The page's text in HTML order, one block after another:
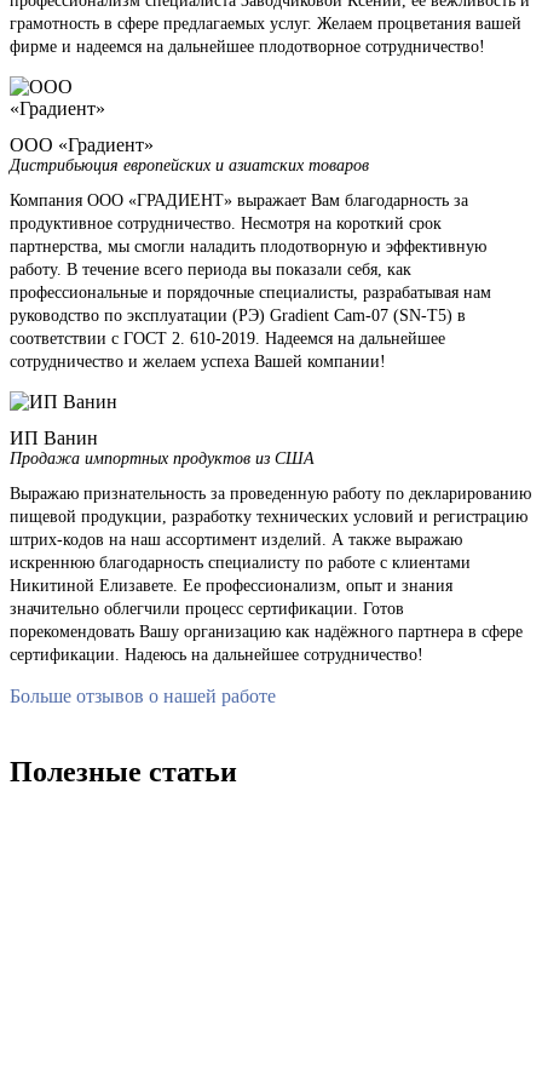
грамотность в сфере предлагаемых услуг. Желаем процветания вашей
фирме и надеемся на дальнейшее плодотворное сотрудничество!
ООО «Градиент»
Дистрибьюция европейских и азиатских товаров
Компания ООО «ГРАДИЕНТ» выражает Вам благодарность за
продуктивное сотрудничество. Несмотря на короткий срок
партнерства, мы смогли наладить плодотворную и эффективную
работу. В течение всего периода вы показали себя, как
профессиональные и порядочные специалисты, разрабатывая нам
руководство по эксплуатации (РЭ) Gradient Cam-07 (SN-T5) в
соответствии с ГОСТ 2. 610-2019. Надеемся на дальнейшее
сотрудничество и желаем успеха Вашей компании!
ИП Ванин
Продажа импортных продуктов из США
Выражаю признательность за проведенную работу по декларированию
пищевой продукции, разработку технических условий и регистрацию
штрих-кодов на наш ассортимент изделий. А также выражаю
искреннюю благодарность специалисту по работе с клиентами
Никитиной Елизавете. Ее профессионализм, опыт и знания
значительно облегчили процесс сертификации. Готов
порекомендовать Вашу организацию как надёжного партнера в сфере
сертификации. Надеюсь на дальнейшее сотрудничество!
Больше отзывов о нашей работе
Полезные статьи